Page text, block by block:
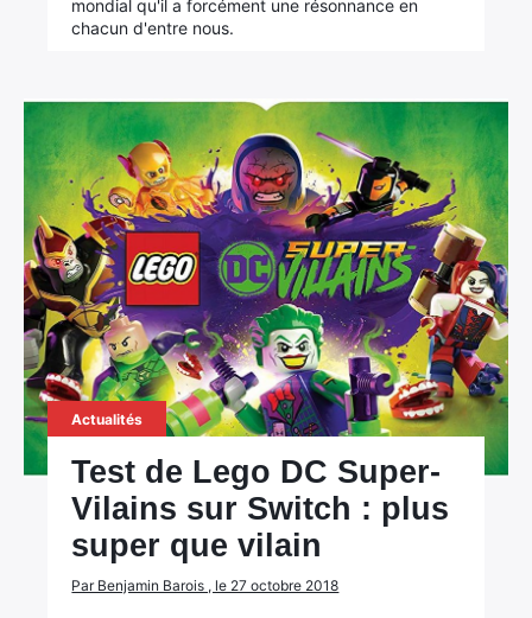
mondial qu'il a forcément une résonnance en
chacun d'entre nous.
Actualités
Test de Lego DC Super-
Vilains sur Switch : plus
super que vilain
Par Benjamin Barois , le 27 octobre 2018